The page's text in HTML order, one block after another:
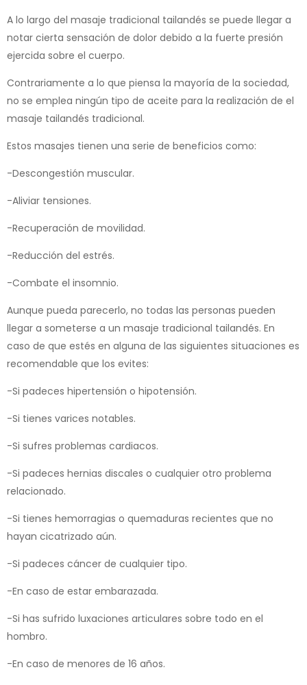
A lo largo del masaje tradicional tailandés se puede llegar a
notar cierta sensación de dolor debido a la fuerte presión
ejercida sobre el cuerpo.
Contrariamente a lo que piensa la mayoría de la sociedad,
no se emplea ningún tipo de aceite para la realización de el
masaje tailandés tradicional.
Estos masajes tienen una serie de beneficios como:
-Descongestión muscular.
-Aliviar tensiones.
-Recuperación de movilidad.
-Reducción del estrés.
-Combate el insomnio.
Aunque pueda parecerlo, no todas las personas pueden
llegar a someterse a un masaje tradicional tailandés. En
caso de que estés en alguna de las siguientes situaciones es
recomendable que los evites:
-Si padeces hipertensión o hipotensión.
-Si tienes varices notables.
-Si sufres problemas cardiacos.
-Si padeces hernias discales o cualquier otro problema
relacionado.
-Si tienes hemorragias o quemaduras recientes que no
hayan cicatrizado aún.
-Si padeces cáncer de cualquier tipo.
-En caso de estar embarazada.
-Si has sufrido luxaciones articulares sobre todo en el
hombro.
-En caso de menores de 16 años.